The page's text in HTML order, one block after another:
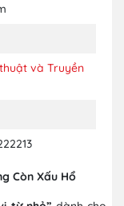
và Truyền
Còn Xấu Hổ